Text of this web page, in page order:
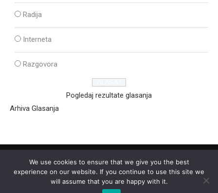
Radija
Interneta
Razgovora
Pogledaj rezultate glasanja
Arhiva Glasanja
We use cookies to ensure that we give you the best
experience on our website. If you continue to use this site we
will assume that you are happy with it.